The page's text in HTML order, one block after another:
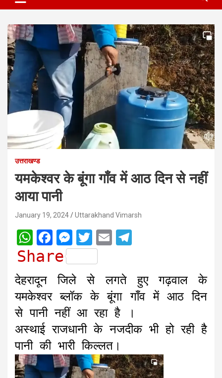
उत्तराखण्ड
यमकेश्वर के बूंगा गाँव में आठ दिन से नहीं
आया पानी
January 19, 2024 Uttarakhand Vimarsh
W
h
t
s
A
p
p
F
a
c
e
b
o
o
k
M
e
s
s
e
n
g
e
r
T
w
i
t
t
e
r
E
i
l
e
g
r
a
Share
देहरादून जिले से लगते हुए गढ़वाल के
यमकेश्वर ब्लॉक के बूंगा गाँव में आठ दिन
से पानी नहीं आ रहा है ।
अस्थाई राजधानी के नजदीक भी हो रही है
पानी की भारी किल्लत।